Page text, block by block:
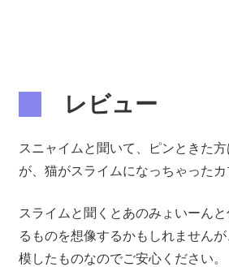
レビュー
スニャイムと聞いて、ピンときた
が、猫がスライムになっちゃったカ
スライムと聞くとあのみょいーん
るものを想像するかもしれません
模したものなのでご安心ください。